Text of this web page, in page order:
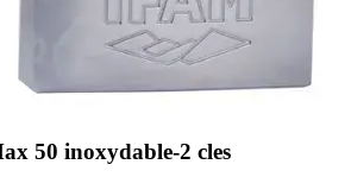
50 inoxydable-2 cles